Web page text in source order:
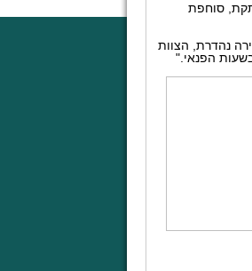
סוחפת
נהדרת, הצוות
הפנאי."